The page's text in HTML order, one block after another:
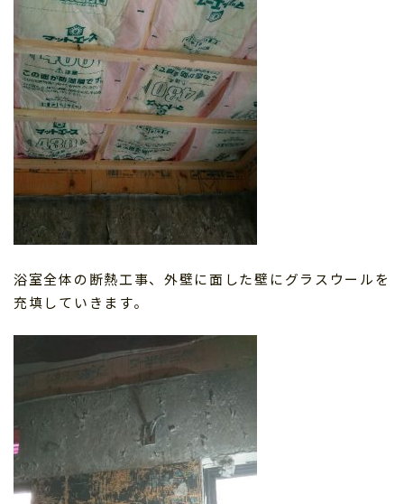
浴室全体の断熱工事、外壁に面した壁にグラスウールを
充填していきます。